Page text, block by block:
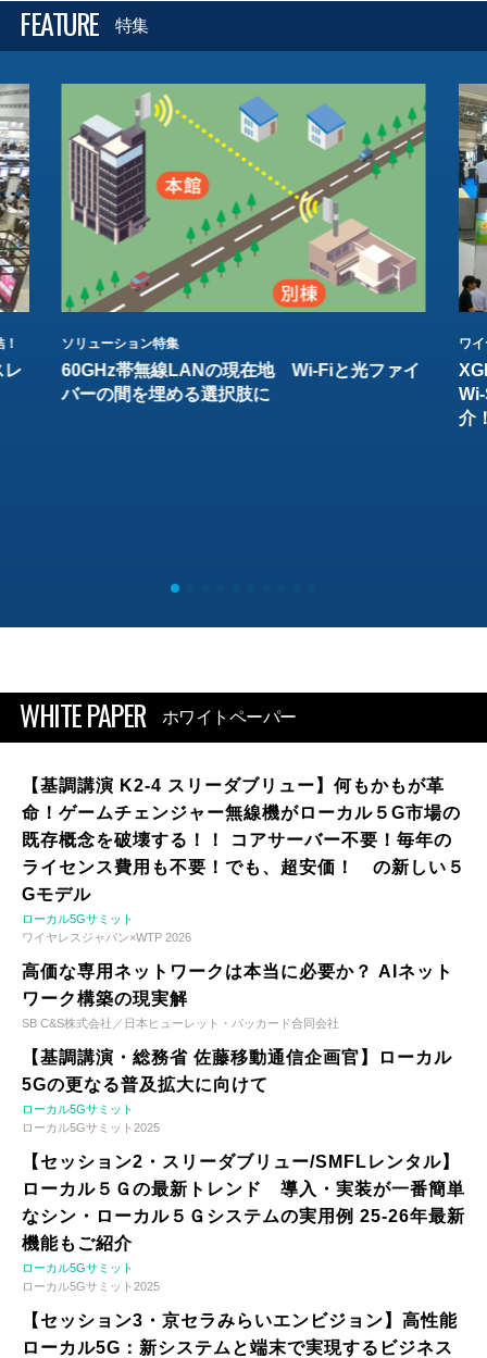
FEATURE 特集
レ
ソリューション特集
60GHz帯無線LANの現在地 Wi-Fiと光ファイ
バーの間を埋める選択肢に
ワ
介
WHITE PAPER ホワイトペーパー
【基調講演 K2-4 スリーダブリュー】何もかもが革
命！ゲームチェンジャー無線機がローカル５G市場の
既存概念を破壊する！！ コアサーバー不要！毎年の
ライセンス費用も不要！でも、超安価！ の新しい５
Gモデル
ローカル5Gサミット
ワイヤレスジャパン×WTP 2026
高価な専用ネットワークは本当に必要か？ AIネット
ワーク構築の現実解
SB C&S株式会社／日本ヒューレット・パッカード合同会社
【基調講演・総務省 佐藤移動通信企画官】ローカル
5Gの更なる普及拡大に向けて
ローカル5Gサミット
ローカル5Gサミット2025
【セッション2・スリーダブリュー/SMFLレンタル】
ローカル５Ｇの最新トレンド 導入・実装が一番簡単
なシン・ローカル５Ｇシステムの実用例 25-26年最新
機能もご紹介
ローカル5Gサミット
ローカル5Gサミット2025
【セッション3・京セラみらいエンビジョン】高性能
ローカル5G：新システムと端末で実現するビジネス